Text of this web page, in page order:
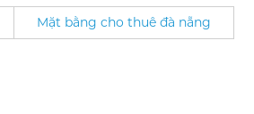
Mặt bằng cho thuê đà nẵng